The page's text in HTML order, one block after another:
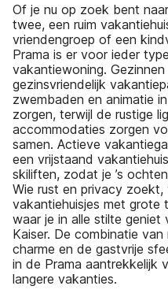
Of je nu op zoek bent
twee, een ruim
vriendengroep of een
Prama is er voor ieder
vakantiewoning.
gezinsvriendelijk
zwembaden en animatie
zorgen, terwijl de rustige
accommodaties zorgen
samen. Actieve
een vrijstaand
skiliften, zodat je ’s
Wie rust en privacy
vakantiehuisjes met grote
waar je in alle stilte
Kaiser. De combinatie
charme en de gastvrije
in de Prama aantrekkelijk
langere vakanties.